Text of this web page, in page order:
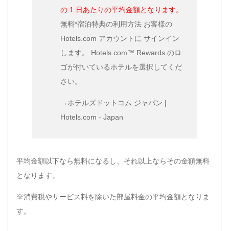
の 1 日あたりの平均金額となります。
無料*宿泊特典の利用方法 お客様の
Hotels.com アカウントに サインイン
します。 Hotels.com™ Rewards のロ
ゴが付いているホテルを選択してくだ
さい。
→ホテルズドットコム ジャパン |
Hotels.com - Japan
平均金額以下なら無料になるし、それ以上ならその金額無料
となります。
※消費税やサービス料を除いた部屋料金の平均金額となりま
す。